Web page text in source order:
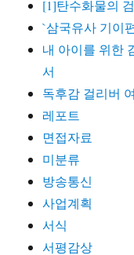
[1]탄수화물의
`삼국유사 기이
내 아이를 위한
서
독후감 걸리버
레포트
면접자료
미분류
방송통신
사업계획
서식
서평감상